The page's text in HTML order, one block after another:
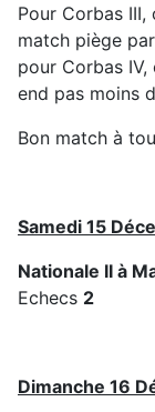
Pour Corbas
match piège
pour Corbas
end pas moins
Bon match à
Samedi 15
Nationale II à
Echecs 2
Dimanche 16